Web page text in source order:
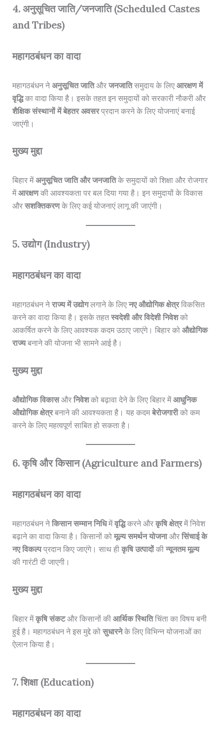
4. अनुसूचित जाति/जनजाति (Scheduled Castes
and Tribes)
महागठबंधन का वादा
महागठबंधन नेअनुसूचित जातिऔर जनजातिसमुदाय के लिए आरक्षण में
वृद्धिका वादा किया है। इसके तहत इन समुदायों को सरकारी नौकरी और
शैक्षिक संस्थानों में बेहतर अवसरप्रदान करने के लिए योजनाएं बनाई
जाएंगी।
मुख्य मुद्दा
बिहार मेंअनुसूचित जाति और जनजातिके समुदायों को शिक्षा और रोजगार
मेंआरक्षणकी आवश्यकता पर बल दिया गया है। इन समुदायों के विकास
और सशक्तिकरणके लिए कई योजनाएं लागू की जाएंगी।
5. उद्योग (Industry)
महागठबंधन का वादा
महागठबंधन नेराज्य में उद्योगलगाने के लिए नए औद्योगिक क्षेत्रविकसित
करने का वादा किया है। इसके तहत स्वदेशी और विदेशी निवेशको
आकर्षित करने के लिए आवश्यक कदम उठाए जाएंगे। बिहार को औद्योगिक
राज्यबनाने की योजना भी सामने आई है।
मुख्य मुद्दा
औद्योगिक विकासऔर निवेशको बढ़ावा देने के लिए बिहार मेंआधुनिक
औद्योगिक क्षेत्रबनाने की आवश्यकता है। यह कदमबेरोजगारीको कम
करने के लिए महत्वपूर्ण साबित हो सकता है।
6. कृषि और किसान (Agriculture and Farmers)
महागठबंधन का वादा
महागठबंधन नेकिसान सम्मान निधिमेंवृद्धिकरने और कृषि क्षेत्रमें निवेश
बढ़ाने का वादा किया है। किसानों को मूल्य समर्थन योजनाऔर सिंचाई के
नए विकल्पप्रदान किए जाएंगे। साथ ही कृषि उत्पादोंकी न्यूनतम मूल्य
की गारंटी दी जाएगी।
मुख्य मुद्दा
बिहार मेंकृषि संकटऔर किसानों की आर्थिक स्थितिचिंता का विषय बनी
हुई है। महागठबंधन ने इस मुद्दे को सुधारनेके लिए विभिन्न योजनाओं का
ऐलान किया है।
7. शिक्षा (Education)
महागठबंधन का वादा